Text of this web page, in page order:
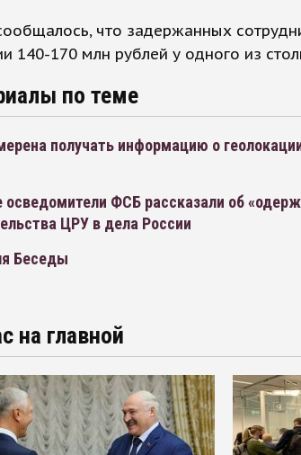
что задержанных
140-170 млн рублей у одного из
по теме
получать информацию о
ФСБ рассказали об
ЦРУ в дела России
Беседы
на главной